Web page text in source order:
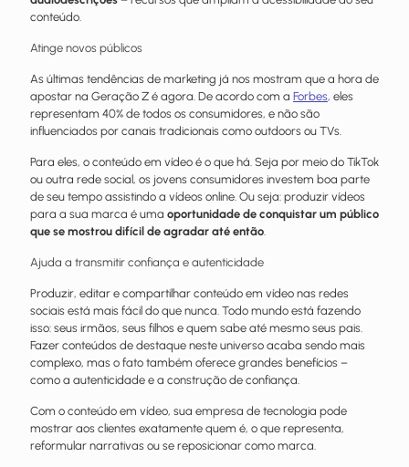
conteúdo.
Atinge novos públicos
As últimas tendências de marketing já nos mostram que a hora de
apostar na Geração Z é agora. De acordo com a Forbes, eles
representam 40% de todos os consumidores, e não são
influenciados por canais tradicionais como outdoors ou TVs.
Para eles, o conteúdo em vídeo é o que há. Seja por meio do TikTok
ou outra rede social, os jovens consumidores investem boa parte
de seu tempo assistindo a vídeos online. Ou seja: produzir vídeos
para a sua marca é uma oportunidade de conquistar um público
que se mostrou difícil de agradar até então
Ajuda a transmitir confiança e autenticidade
Produzir, editar e compartilhar conteúdo em vídeo nas redes
sociais está mais fácil do que nunca. Todo mundo está fazendo
isso: seus irmãos, seus filhos e quem sabe até mesmo seus pais.
Fazer conteúdos de destaque neste universo acaba sendo mais
complexo, mas o fato também oferece grandes benefícios –
como a autenticidade e a construção de confiança.
Com o conteúdo em vídeo, sua empresa de tecnologia pode
mostrar aos clientes exatamente quem é, o que representa,
reformular narrativas ou se reposicionar como marca.